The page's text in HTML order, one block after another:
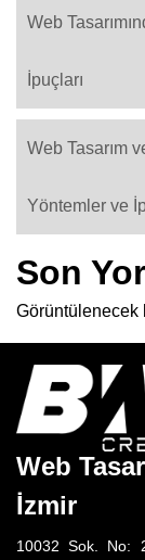
Web
İpuçları
Web Tasarım
Yöntemler ve
Son
Görüntülenecek
Web
İzmir
10032 Sok. No: